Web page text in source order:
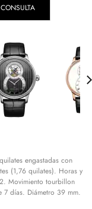
engastadas con
(1,76 quilates). Horas y
Movimiento tourbillon
7 días. Diámetro 39 mm.